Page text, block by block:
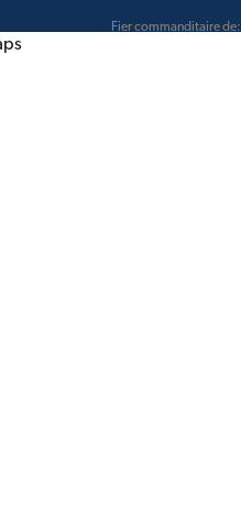
Fier commanditaire de: